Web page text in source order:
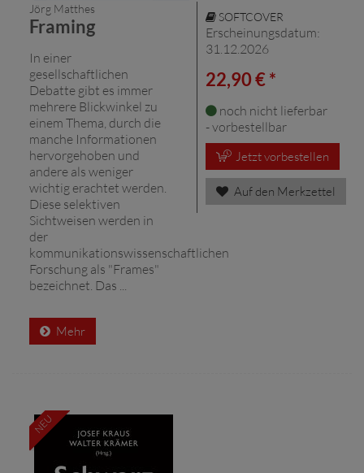
Jörg Matthes
Framing
In einer
gesellschaftlichen
Debatte gibt es immer
mehrere Blickwinkel zu
einem Thema, durch die
manche Informationen
hervorgehoben und
andere als weniger
wichtig erachtet werden.
Diese selektiven
Sichtweisen werden in
der
kommunikationswissenschaftlichen
Forschung als "Frames"
bezeichnet. Das ...
Mehr
SOFTCOVER
Erscheinungsdatum:
31.12.2026
22,90 € *
noch nicht lieferbar
- vorbestellbar
Jetzt vorbestellen
Auf den Merkzettel
NEU